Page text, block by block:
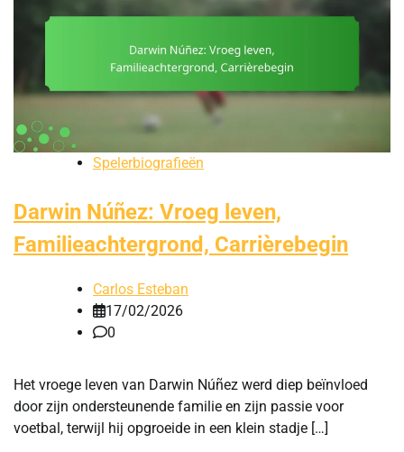
Spelerbiografieën
Darwin Núñez: Vroeg leven,
Familieachtergrond, Carrièrebegin
Carlos Esteban
17/02/2026
0
Het vroege leven van Darwin Núñez werd diep beïnvloed
door zijn ondersteunende familie en zijn passie voor
voetbal, terwijl hij opgroeide in een klein stadje […]